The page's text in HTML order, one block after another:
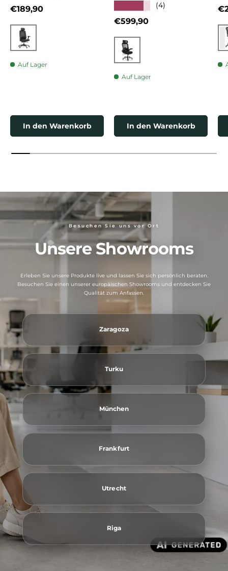
Normaler Preis
€189,90
Schwarz
Auf Lager
In den Warenkorb
(4)
Normaler Preis
€599,90
Schwarz
Auf Lager
In den Warenkorb
Besuchen Sie uns vor Ort
Unsere Showrooms
Erleben Sie unsere Produkte live und lassen Sie sich persönlich beraten.
Besuchen Sie einen unserer europäischen Showrooms und entdecken Sie
Qualität zum Anfassen.
Zaragoza
Turku
München
Frankfurt
Utrecht
Riga